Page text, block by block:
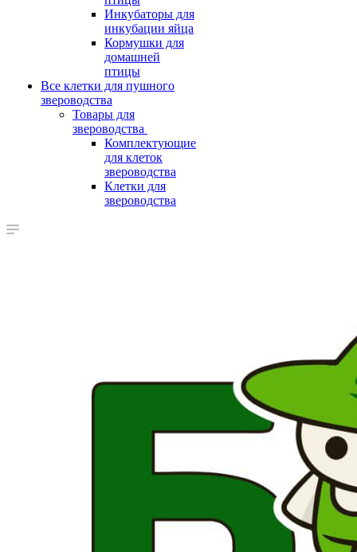
Инкубаторы для
инкубации яйца
Кормушки для
домашней
птицы
Все клетки для пушного
звероводства
Товары для
звероводства
Комплектующие
для клеток
звероводства
Клетки для
звероводства